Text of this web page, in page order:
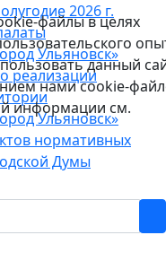
2026 г.
Ульяновск»
реализации
Ульяновск»
нормативных
Думы
файлы в целях
данный
нами cookie-
информации см.